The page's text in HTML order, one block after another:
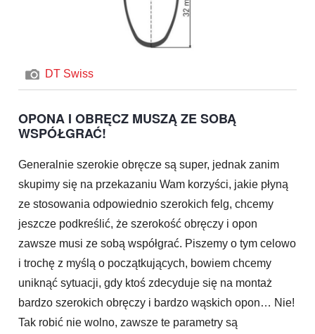
DT Swiss
OPONA I OBRĘCZ MUSZĄ ZE SOBĄ
WSPÓŁGRAĆ!
Generalnie szerokie obręcze są super, jednak zanim
skupimy się na przekazaniu Wam korzyści, jakie płyną
ze stosowania odpowiednio szerokich felg, chcemy
jeszcze podkreślić, że szerokość obręczy i opon
zawsze musi ze sobą współgrać. Piszemy o tym celowo
i trochę z myślą o początkujących, bowiem chcemy
uniknąć sytuacji, gdy ktoś zdecyduje się na montaż
bardzo szerokich obręczy i bardzo wąskich opon… Nie!
Tak robić nie wolno, zawsze te parametry są